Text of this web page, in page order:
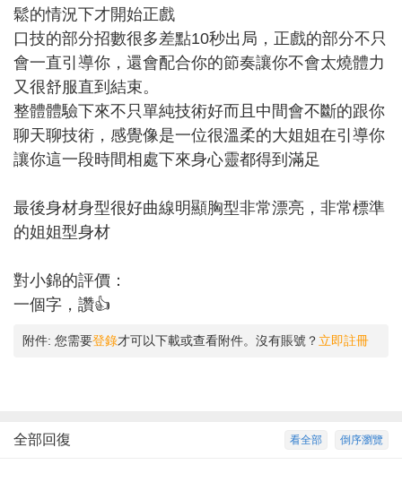
鬆的情況下才開始正戲
口技的部分招數很多差點10秒出局，正戲的部分不只
會一直引導你，還會配合你的節奏讓你不會太燒體力
又很舒服直到結束。
整體體驗下來不只單純技術好而且中間會不斷的跟你
聊天聊技術，感覺像是一位很溫柔的大姐姐在引導你
讓你這一段時間相處下來身心靈都得到滿足
最後身材身型很好曲線明顯胸型非常漂亮，非常標準
的姐姐型身材
對小錦的評價：
一個字，讚👍
附件: 您需要登錄才可以下載或查看附件。沒有賬號？ 立即註冊
倒序瀏覽
看全部
全部回復